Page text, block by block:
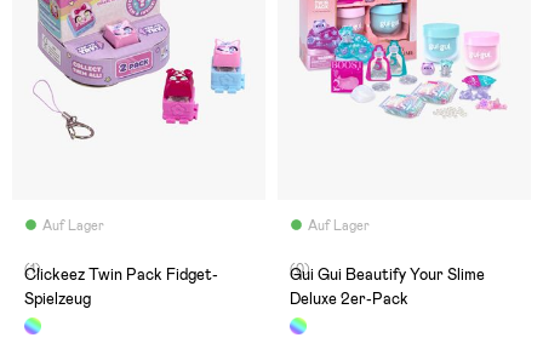
Auf Lager
(1)
Clickeez Twin Pack Fidget-
Spielzeug
Auf Lager
(0)
Gui Gui Beautify Your Slime
Deluxe 2er-Pack